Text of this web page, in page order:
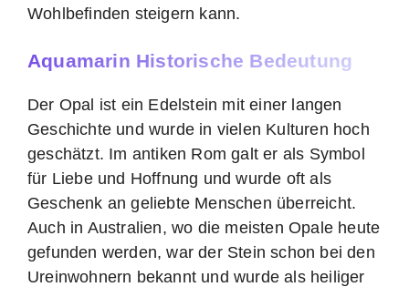
Wohlbefinden steigern kann.
Aquamarin Historische Bedeutung
Der Opal ist ein Edelstein mit einer langen
Geschichte und wurde in vielen Kulturen hoch
geschätzt. Im antiken Rom galt er als Symbol
für Liebe und Hoffnung und wurde oft als
Geschenk an geliebte Menschen überreicht.
Auch in Australien, wo die meisten Opale heute
gefunden werden, war der Stein schon bei den
Ureinwohnern bekannt und wurde als heiliger